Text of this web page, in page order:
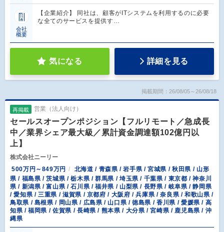
会社
概要
【企業紹介】 同社は、顧客がITシステムを利用するのに必要
な全てのサービスを提供す…
気になる 詳細を見る
掲載期間：26/08/05～26/08/18
再掲載 営業（法人向け）
セールスオープンポジション【フルリモート／急成長
中／業界シェア最大級／累計資金調達額102億円以
上】
株式会社ニーリー
500万円～849万円
北海道 / 青森県 / 岩手県 / 宮城県 / 秋田県 / 山形
県 / 福島県 / 茨城県 / 栃木県 / 群馬県 / 埼玉県 / 千葉県 / 東京都 / 神奈川
県 / 新潟県 / 富山県 / 石川県 / 福井県 / 山梨県 / 長野県 / 岐阜県 / 静岡県
/ 愛知県 / 三重県 / 滋賀県 / 京都府 / 大阪府 / 兵庫県 / 奈良県 / 和歌山県 /
鳥取県 / 島根県 / 岡山県 / 広島県 / 山口県 / 徳島県 / 香川県 / 愛媛県 / 高
知県 / 福岡県 / 佐賀県 / 長崎県 / 熊本県 / 大分県 / 宮崎県 / 鹿児島県 / 沖
縄県